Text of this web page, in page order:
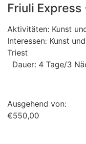
Friuli
Aktivitäten: Kunst
Interessen: Kunst
Triest
Dauer: 4 Tage/3
Ausgehend von:
€550,00